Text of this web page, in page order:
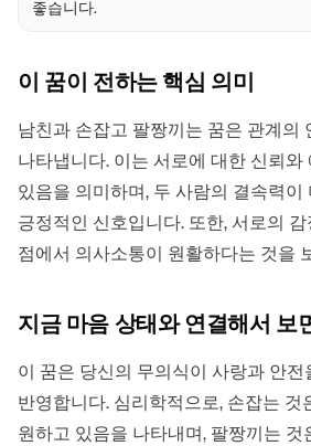
좋습니다.
이 꿈이 전하는 핵심 의미
남친과 손잡고 팔짱끼는 꿈은 관계의
나타냅니다. 이는 서로에 대한 신뢰와
있음을 의미하며, 두 사람의 결속력
긍정적인 신호입니다. 또한, 서로의
점에서 의사소통이 원활하다는 것을
지금 마음 상태와 연결해서 보
이 꿈은 당신의 무의식이 사랑과 안
반영합니다. 심리학적으로, 손잡는 것
원하고 있음을 나타내며, 팔짱끼는 것